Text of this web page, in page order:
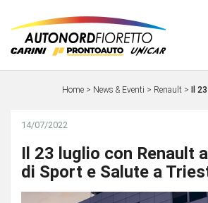
Home > News & Eventi > Renault > Il
14/07/2022
Il 23 luglio con Renault
di Sport e Salute a